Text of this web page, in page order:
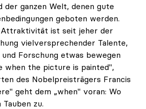
der ganzen Welt, denen gute
geboten werden.
Attraktivität ist seit jeher der
vielversprechender Talente,
Forschung etwas bewegen
when the picture is painted",
des Nobelpreisträgers Francis
geht dem „when" voran: Wo
zu.